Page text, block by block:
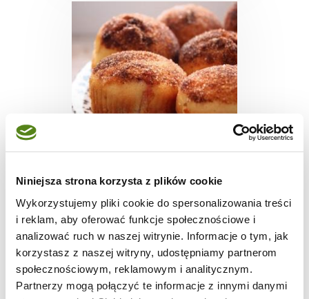
Niniejsza strona korzysta z plików cookie
Wykorzystujemy pliki cookie do spersonalizowania treści
i reklam, aby oferować funkcje społecznościowe i
analizować ruch w naszej witrynie. Informacje o tym, jak
korzystasz z naszej witryny, udostępniamy partnerom
społecznościowym, reklamowym i analitycznym.
Partnerzy mogą połączyć te informacje z innymi danymi
CIASTECZKA
Muffinki cynamonowe
20